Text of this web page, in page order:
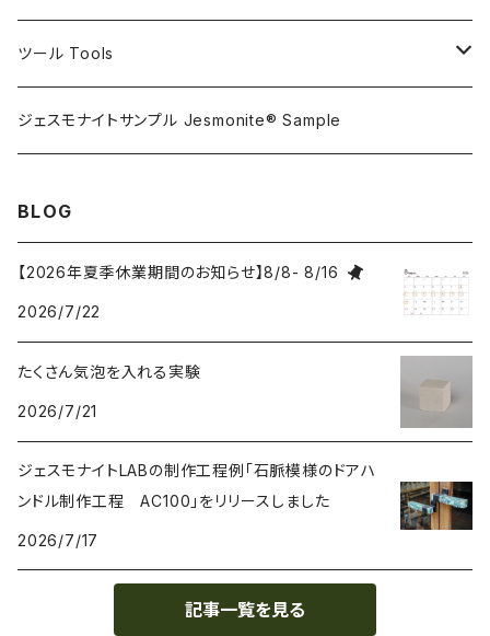
ステインプルーフコートAC100/AC730両用
ツール Tools
攪拌ブレード Mixing blade
カップ Cup
ジェスモナイトサンプル Jesmonite® Sample
BLOG
【2026年夏季休業期間のお知らせ】8/8- 8/16
2026/7/22
たくさん気泡を入れる実験
2026/7/21
ジェスモナイトLABの制作工程例「石脈模様のドアハ
ンドル制作工程 AC100」をリリースしました
2026/7/17
記事一覧を見る